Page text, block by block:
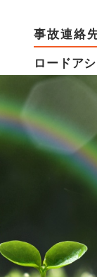
事故連絡
ロードア